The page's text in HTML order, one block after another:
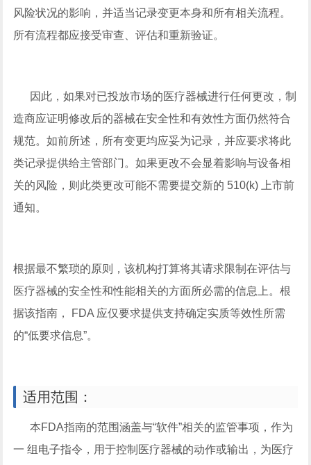
风险状况的影响，并适当记录变更本身和所有相关流程。
所有流程都应接受审查、评估和重新验证。
因此，如果对已投放市场的医疗器械进行任何更改，制
造商应证明修改后的器械在安全性和有效性方面仍然符合
规范。如前所述，所有变更均应妥为记录，并应要求将此
类记录提供给主管部门。如果更改不会显着影响与设备相
关的风险，则此类更改可能不需要提交新的 510(k) 上市前
通知。
根据最不繁琐的原则，该机构打算将其请求限制在评估与
医疗器械的安全性和性能相关的方面所必需的信息上。根
据该指南， FDA 应仅要求提供支持确定实质等效性所需
的“低要求信息”。
适用范围：
本FDA指南的范围涵盖与“软件”相关的监管事项，作为
一 组电子指令，用于控制医疗器械的动作或输出，为医疗